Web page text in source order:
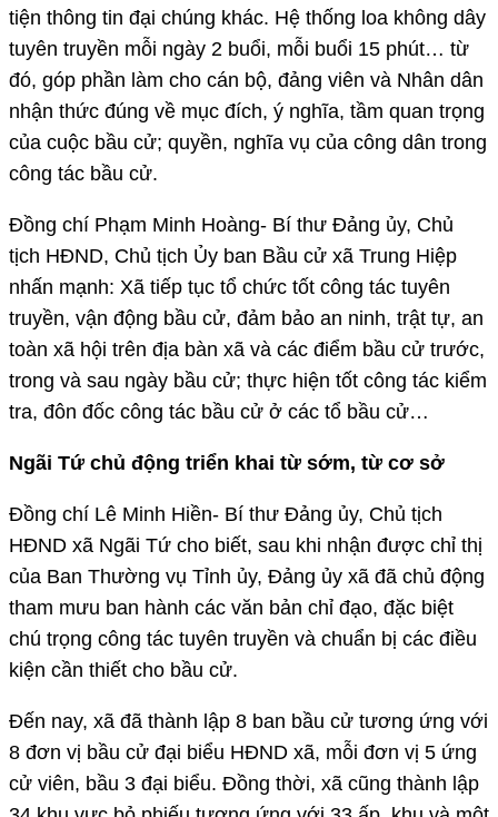
tiện thông tin đại chúng khác. Hệ thống loa không dây
tuyên truyền mỗi ngày 2 buổi, mỗi buổi 15 phút… từ
đó, góp phần làm cho cán bộ, đảng viên và Nhân dân
nhận thức đúng về mục đích, ý nghĩa, tầm quan trọng
của cuộc bầu cử; quyền, nghĩa vụ của công dân trong
công tác bầu cử.
Đồng chí Phạm Minh Hoàng- Bí thư Đảng ủy, Chủ
tịch HĐND, Chủ tịch Ủy ban Bầu cử xã Trung Hiệp
nhấn mạnh: Xã tiếp tục tổ chức tốt công tác tuyên
truyền, vận động bầu cử, đảm bảo an ninh, trật tự, an
toàn xã hội trên địa bàn xã và các điểm bầu cử trước,
trong và sau ngày bầu cử; thực hiện tốt công tác kiểm
tra, đôn đốc công tác bầu cử ở các tổ bầu cử…
Ngãi Tứ chủ động triển khai từ sớm, từ cơ sở
Đồng chí Lê Minh Hiền- Bí thư Đảng ủy, Chủ tịch
HĐND xã Ngãi Tứ cho biết, sau khi nhận được chỉ thị
của Ban Thường vụ Tỉnh ủy, Đảng ủy xã đã chủ động
tham mưu ban hành các văn bản chỉ đạo, đặc biệt
chú trọng công tác tuyên truyền và chuẩn bị các điều
kiện cần thiết cho bầu cử.
Đến nay, xã đã thành lập 8 ban bầu cử tương ứng với
8 đơn vị bầu cử đại biểu HĐND xã, mỗi đơn vị 5 ứng
cử viên, bầu 3 đại biểu. Đồng thời, xã cũng thành lập